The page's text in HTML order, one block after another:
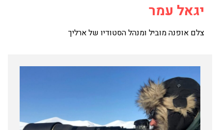
יגאל עמר
צלם אופנה מוביל ומנהל הסטודיו של ארליך